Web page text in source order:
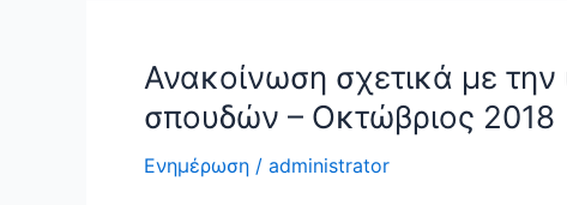
Ανακοίνωση σχετικά με
σπουδών – Οκτώβριος 2018
Ενημέρωση / administrator
Ανακοίνωση
με
την